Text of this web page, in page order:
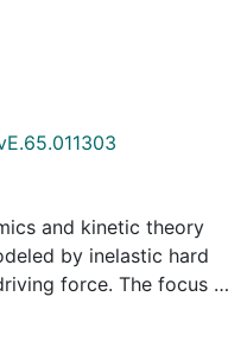
and kinetic theory
by inelastic hard
force. The focus is
distance correlations